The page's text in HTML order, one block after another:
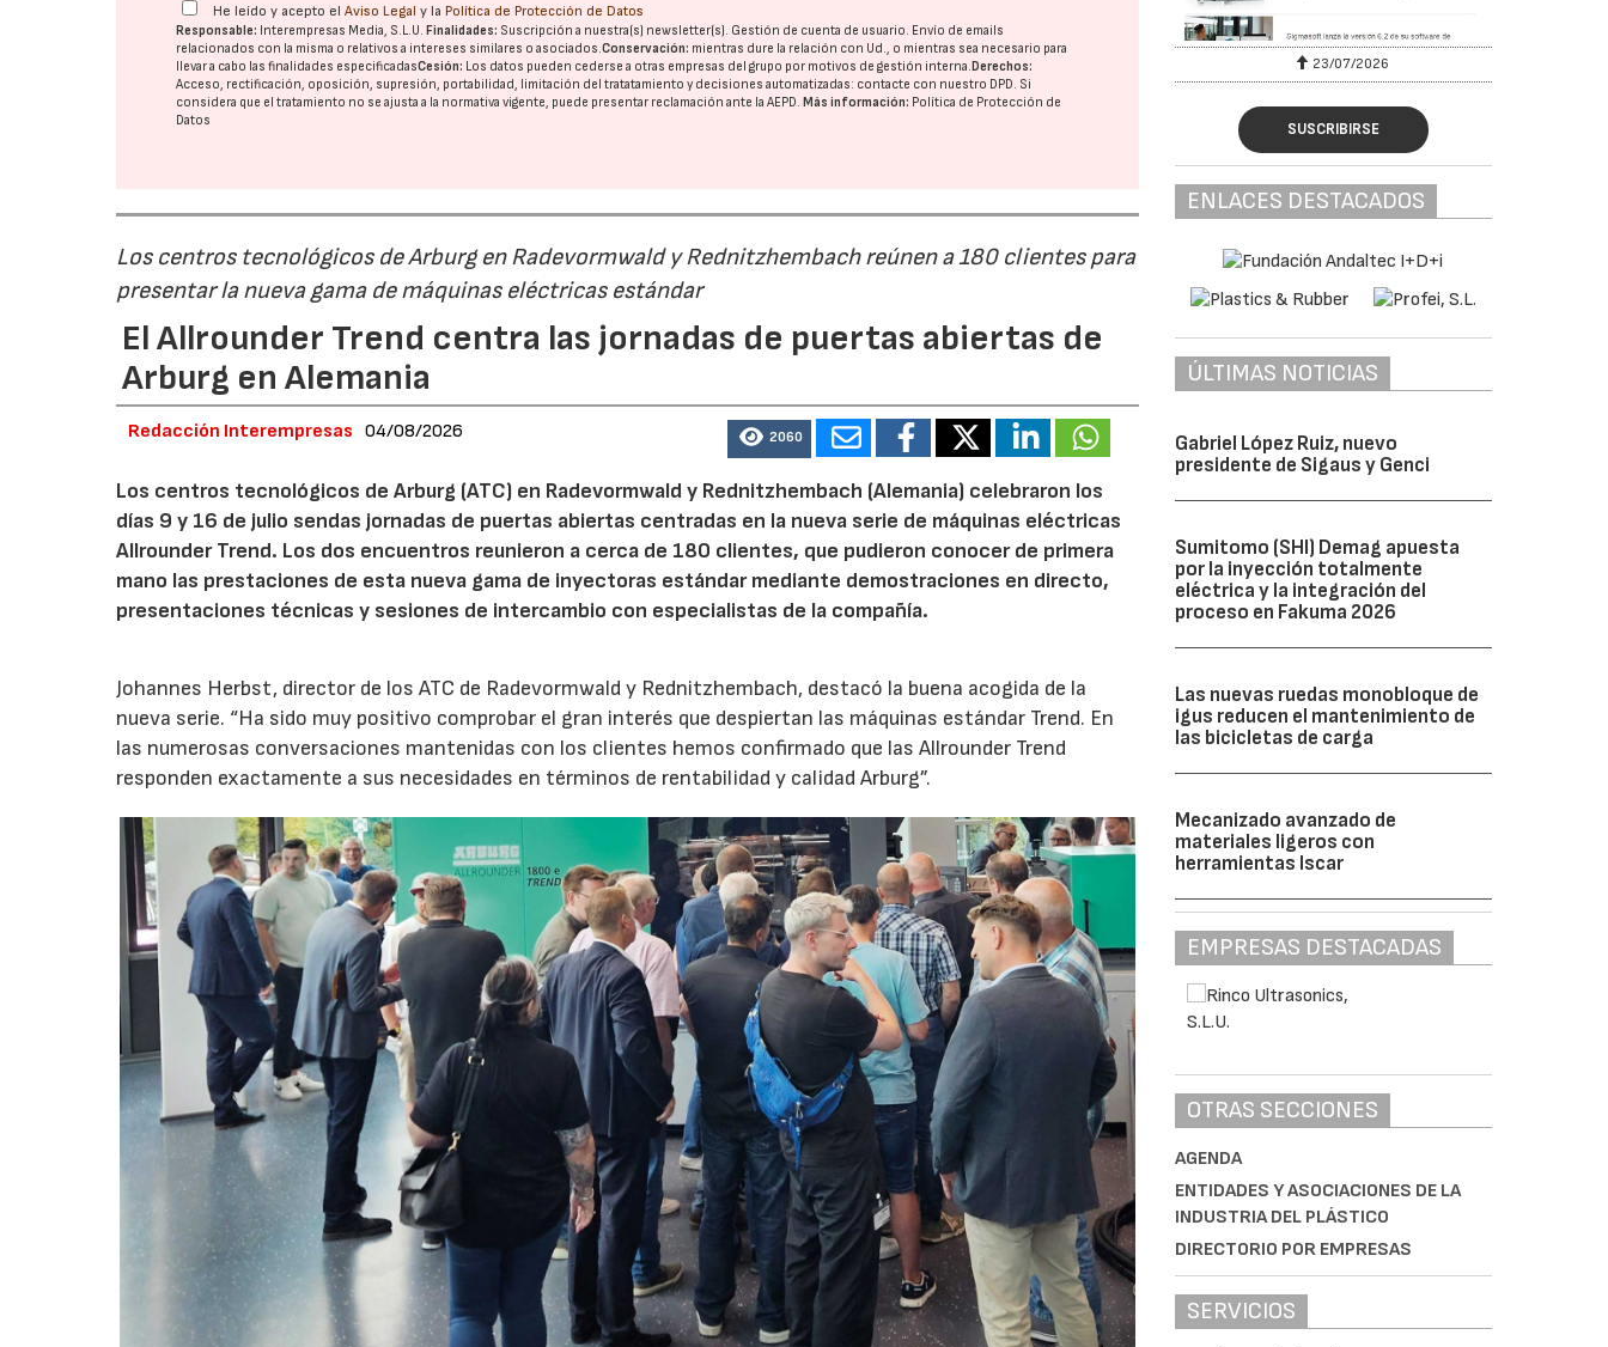
He leído y acepto elAviso Legal y la Política de Protección de Datos
Responsable: Interempresas Media, S.L.U.Finalidades: Suscripción a nuestra(s) newsletter(s). Gestión de cuenta de usuario. Envío de emails
relacionados con la misma o relativos a intereses similares o asociados.Conservación: mientras dure la relación con Ud., o mientras sea necesario para
llevar a cabo las finalidades especificadasCesión: Los datos pueden cederse a otras empresas del grupo por motivos de gestión interna.Derechos:
Acceso, rectificación, oposición, supresión, portabilidad, limitación del tratatamiento y decisiones automatizadas: contacte con nuestro DPD. Si
considera que el tratamiento no se ajusta a la normativa vigente, puede presentar reclamación ante laAEPD.Más información: Política de Protección de
Datos
Los centros tecnológicos de Arburg en Radevormwald y Rednitzhembach reúnen a 180 clientes para
presentar la nueva gama de máquinas eléctricas estándar
El Allrounder Trend centra las jornadas de puertas abiertas de
Arburg en Alemania
Redacción Interempresas 04/08/2026 2060
Los centros tecnológicos de Arburg (ATC) en Radevormwald y Rednitzhembach (Alemania) celebraron los
días 9 y 16 de julio sendas jornadas de puertas abiertas centradas en la nueva serie de máquinas eléctricas
Allrounder Trend. Los dos encuentros reunieron a cerca de 180 clientes, que pudieron conocer de primera
mano las prestaciones de esta nueva gama de inyectoras estándar mediante demostraciones en directo,
presentaciones técnicas y sesiones de intercambio con especialistas de la compañía.
Johannes Herbst, director de los ATC de Radevormwald y Rednitzhembach, destacó la buena acogida de la
nueva serie. “Ha sido muy positivo comprobar el gran interés que despiertan las máquinas estándar Trend. En
las numerosas conversaciones mantenidas con los clientes hemos confirmado que las Allrounder Trend
responden exactamente a sus necesidades en términos de rentabilidad y calidad Arburg”.
23/07/2026 30/07/2026 23/07/2026
SUSCRIBIRSE
ENLACES DESTACADOS
ÚLTIMAS NOTICIAS
Gabriel López Ruiz, nuevo
presidente de Sigaus y Genci
Sumitomo (SHI) Demag apuesta
por la inyección totalmente
eléctrica y la integración del
proceso en Fakuma 2026
Las nuevas ruedas monobloque de
igus reducen el mantenimiento de
las bicicletas de carga
Mecanizado avanzado de
materiales ligeros con
herramientas Iscar
EMPRESAS DESTACADAS
OTRAS SECCIONES
AGENDA
ENTIDADES Y ASOCIACIONES DE LA
INDUSTRIA DEL PLÁSTICO
DIRECTORIO POR EMPRESAS
SERVICIOS